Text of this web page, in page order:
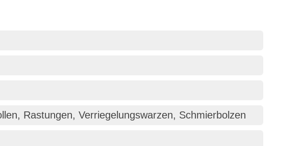
Rastungen, Verriegelungswarzen, Schmierbolzen